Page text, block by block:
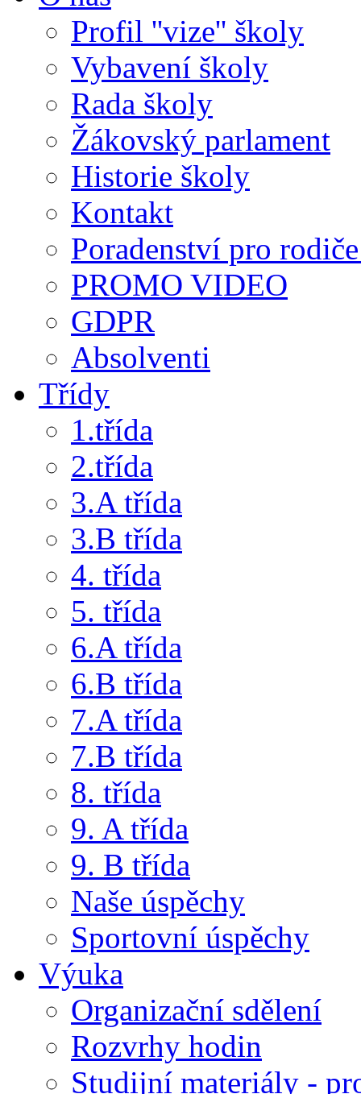
Profil ''vize'' školy
Vybavení školy
Rada školy
Žákovský parlament
Historie školy
Kontakt
Poradenství pro
PROMO VIDEO
GDPR
Absolventi
Třídy
1.třída
2.třída
3.A třída
3.B třída
4. třída
5. třída
6.A třída
6.B třída
7.A třída
7.B třída
8. třída
9. A třída
9. B třída
Naše úspěchy
Sportovní úspěchy
Výuka
Organizační sdělení
Rozvrhy hodin
Studijní materiály -